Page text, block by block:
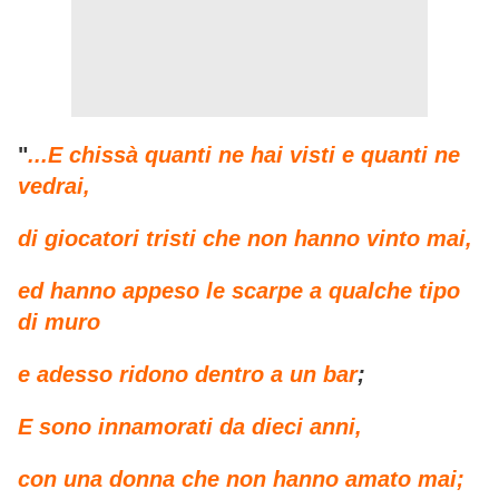
"...E chissà quanti ne hai visti e quanti ne
vedrai,
di giocatori tristi che non hanno vinto mai,
ed hanno appeso le scarpe a qualche tipo
di muro
e adesso ridono dentro a un bar;
E sono innamorati da dieci anni,
con una donna che non hanno amato mai;